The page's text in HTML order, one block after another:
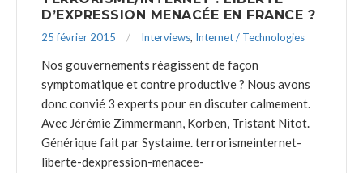
D’EXPRESSION MENACÉE EN FRANCE ?
25 février 2015 Interviews, Internet / Technologies
Nos gouvernements réagissent de façon
symptomatique et contre productive ? Nous avons
donc convié 3 experts pour en discuter calmement.
Avec Jérémie Zimmermann, Korben, Tristant Nitot.
Générique fait par Systaime.terrorismeinternet-
liberte-dexpression-menacee-